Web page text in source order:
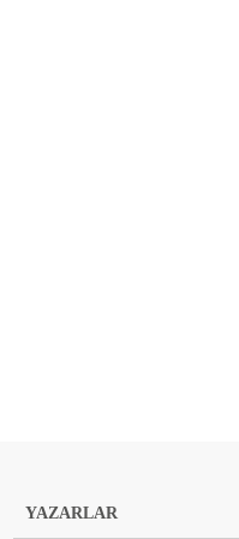
YAZARLAR